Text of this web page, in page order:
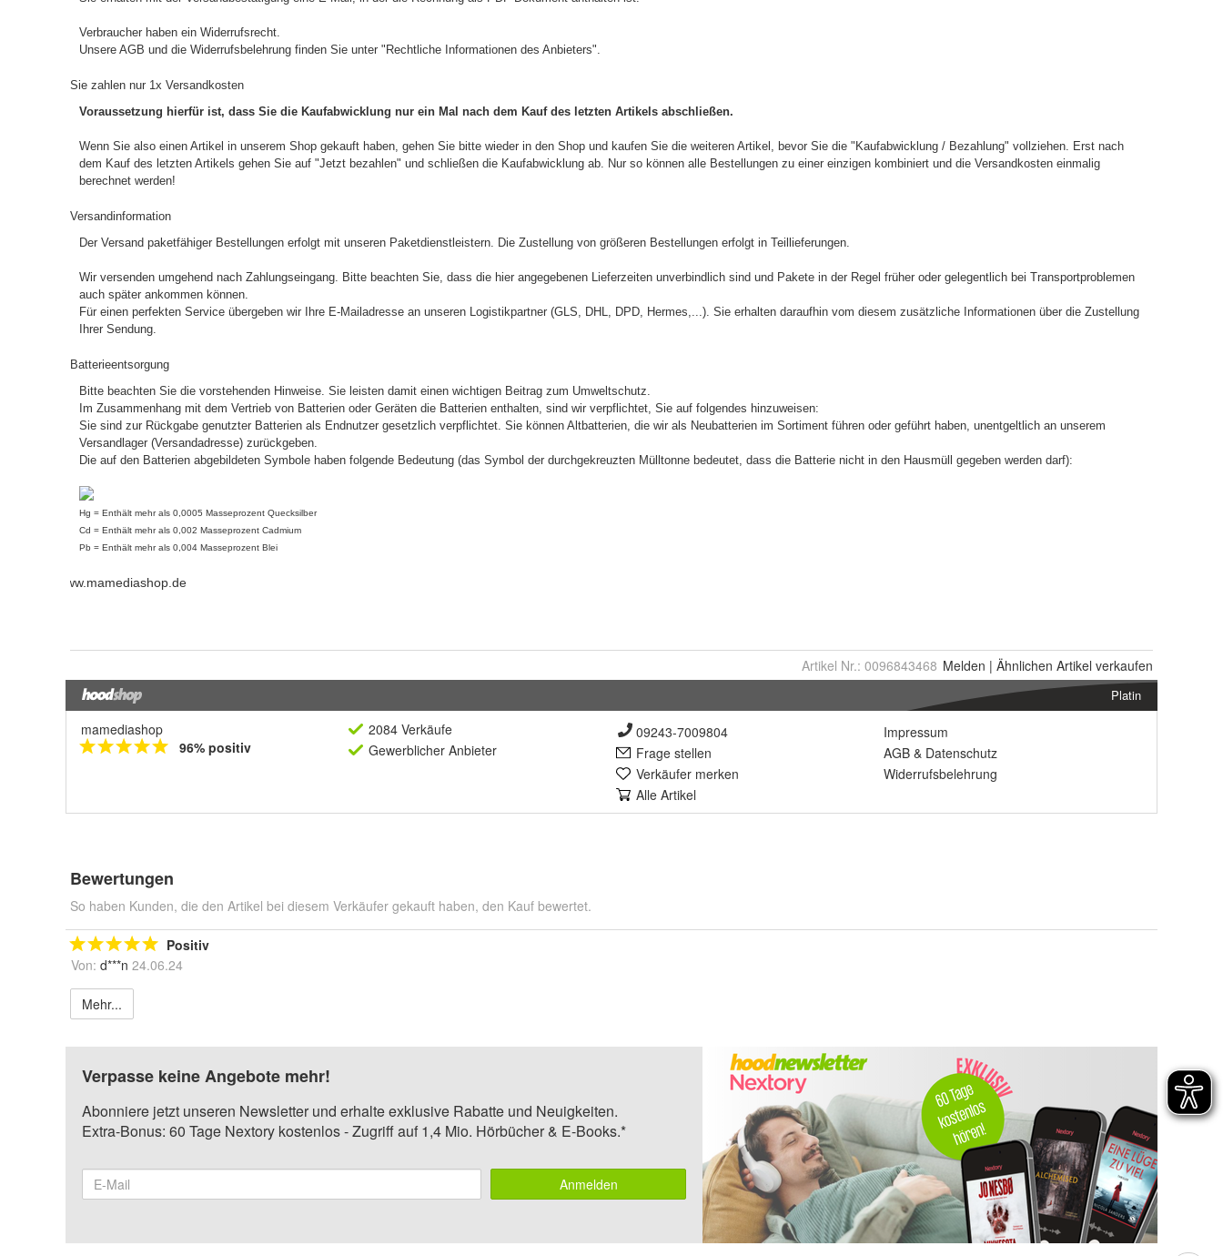
Artikel Nr.: 0096843468 Melden | Ähnlichen Artikel verkaufen
Platin
mamediashop
96% positiv
2084 Verkäufe
Gewerblicher Anbieter
09243-7009804
Frage stellen
Verkäufer merken
Alle Artikel
Impressum
AGB & Datenschutz
Widerrufsbelehrung
Bewertungen
So haben Kunden, die den Artikel bei diesem Verkäufer gekauft haben, den Kauf bewertet.
Positiv
Von: d***n 24.06.24
Mehr...
Verpasse keine Angebote mehr!
Abonniere jetzt unseren Newsletter und erhalte exklusive Rabatte und Neuigkeiten.
Extra-Bonus: 60 Tage Nextory kostenlos - Zugriff auf 1,4 Mio. Hörbücher & E-Books.*
Anmelden